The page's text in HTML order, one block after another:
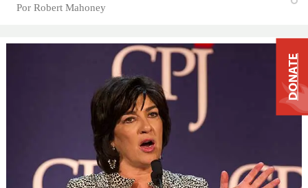
Por Robert Mahoney
DONATE